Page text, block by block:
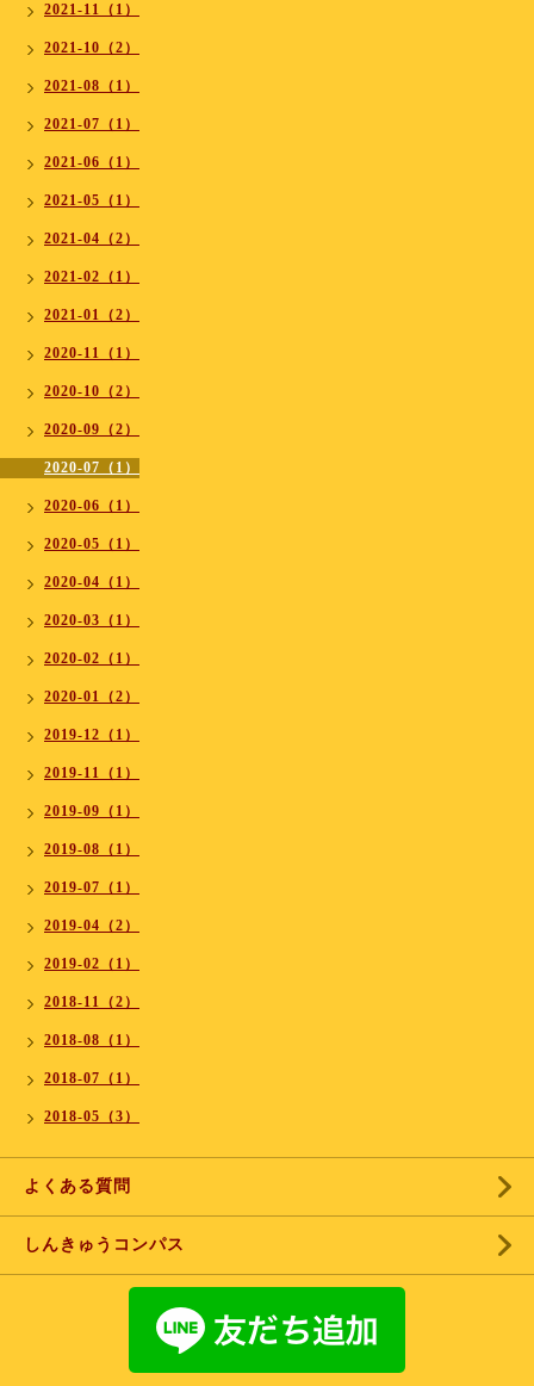
2021-11（1）
2021-10（2）
2021-08（1）
2021-07（1）
2021-06（1）
2021-05（1）
2021-04（2）
2021-02（1）
2021-01（2）
2020-11（1）
2020-10（2）
2020-09（2）
2020-07（1）
2020-06（1）
2020-05（1）
2020-04（1）
2020-03（1）
2020-02（1）
2020-01（2）
2019-12（1）
2019-11（1）
2019-09（1）
2019-08（1）
2019-07（1）
2019-04（2）
2019-02（1）
2018-11（2）
2018-08（1）
2018-07（1）
2018-05（3）
よくある質問
しんきゅうコンパス